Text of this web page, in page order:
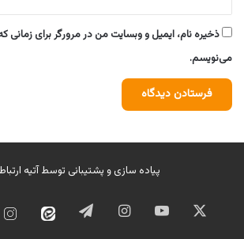
ذخیره نام، ایمیل و وبسایت من در مرورگر برای زمانی
می‌نویسم.
پیاده سازی و پشتیبانی توسطآتیه
ایکس یوتیوب اینستاگرامتلگرام ایتا